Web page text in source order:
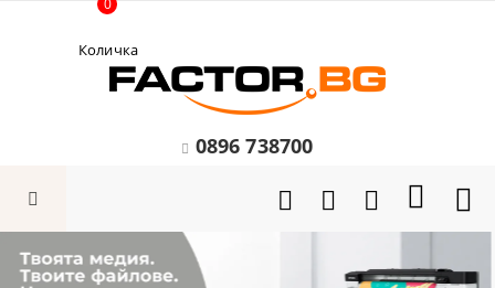
Количка
0
0896 738700